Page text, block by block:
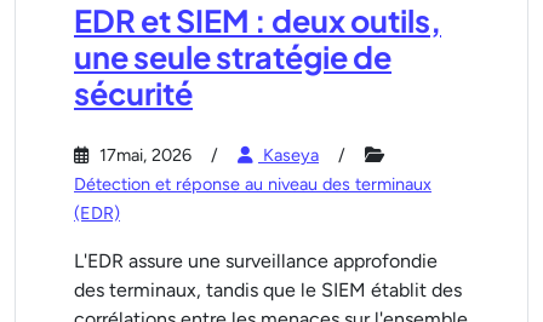
EDR et SIEM : deux outils,
une seule stratégie de
sécurité
17mai, 2026
Kaseya
Détection et réponse au niveau des terminaux
(EDR)
L'EDR assure une surveillance approfondie
des terminaux, tandis que le SIEM établit des